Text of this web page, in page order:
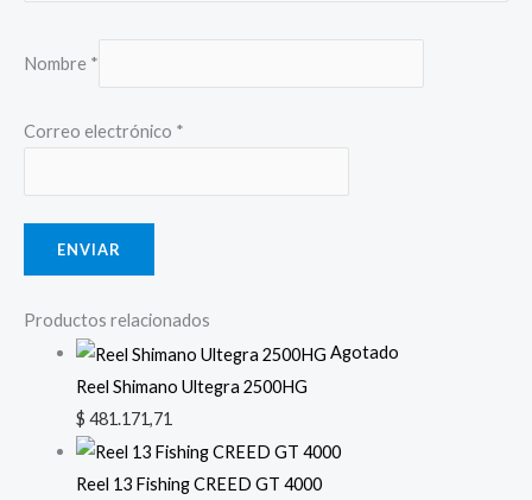
Nombre *
Correo electrónico *
Productos relacionados
Agotado
Reel Shimano Ultegra 2500HG
$ 481.171,71
Reel 13 Fishing CREED GT 4000